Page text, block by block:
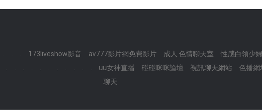
173liveshow影音 av777影片網免費影片 成人 色情聊天室 性感白領少
uu女神直播 碰碰咪咪論壇 視訊聊天網站 色播網
聊天